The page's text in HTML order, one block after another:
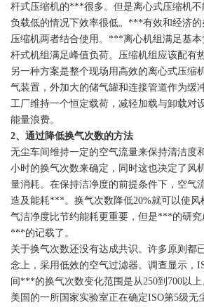
杆式压缩机的***很多。但是离心式压缩机
负载低的情况下效率很低。***有效和经济
压缩机两者结合使用。***离心机组满足基
杆式机组满足峰值负荷。压缩机组应该配有
另一种方案是整个现场用高效的离心式压缩
气装置，外加大的储气罐和连接管道作为缓
工厂维持一个恒定载荷，减轻加载与卸载对
能量浪费。
2、通过降低换气次数的方法
无尘车间维持一定的空气流量来保持清洁度
小时的换气次数来确定，同时这也决定了风
量消耗。在保持洁净度的前提条件下，空气
造及能耗***。换气次数降低20%就可以使风
气洁净度比节约能耗更重要，但是***的研
***的记载了。
关于换气次数还没有达成共识。许多原则都
念上，采用低效的空气过滤器。调查显示，
间***的换气次数变化范围是从250到700以上
美国的一所国家实验室正在确定ISO第5级无